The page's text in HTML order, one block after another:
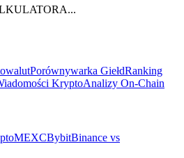
Porównywarka GiełdRanking
KryptoAnalizy On-Chain
MEXCBybitBinance vs